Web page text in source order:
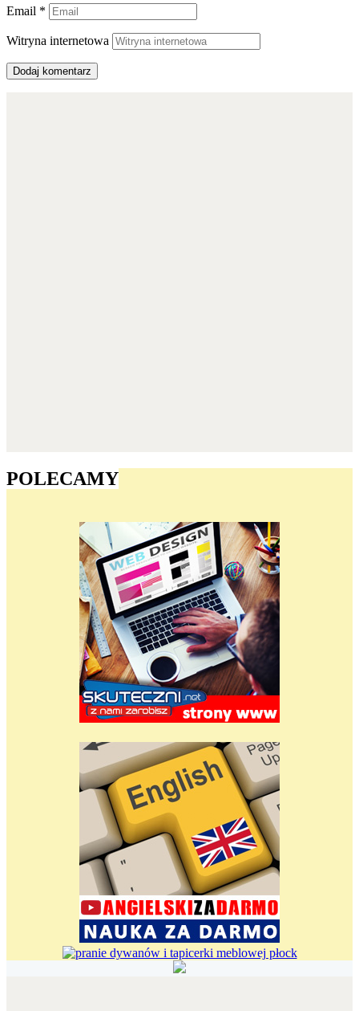
Email *
Witryna internetowa
POLECAMY